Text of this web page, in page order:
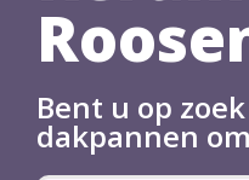
Bent u op
dakpannen